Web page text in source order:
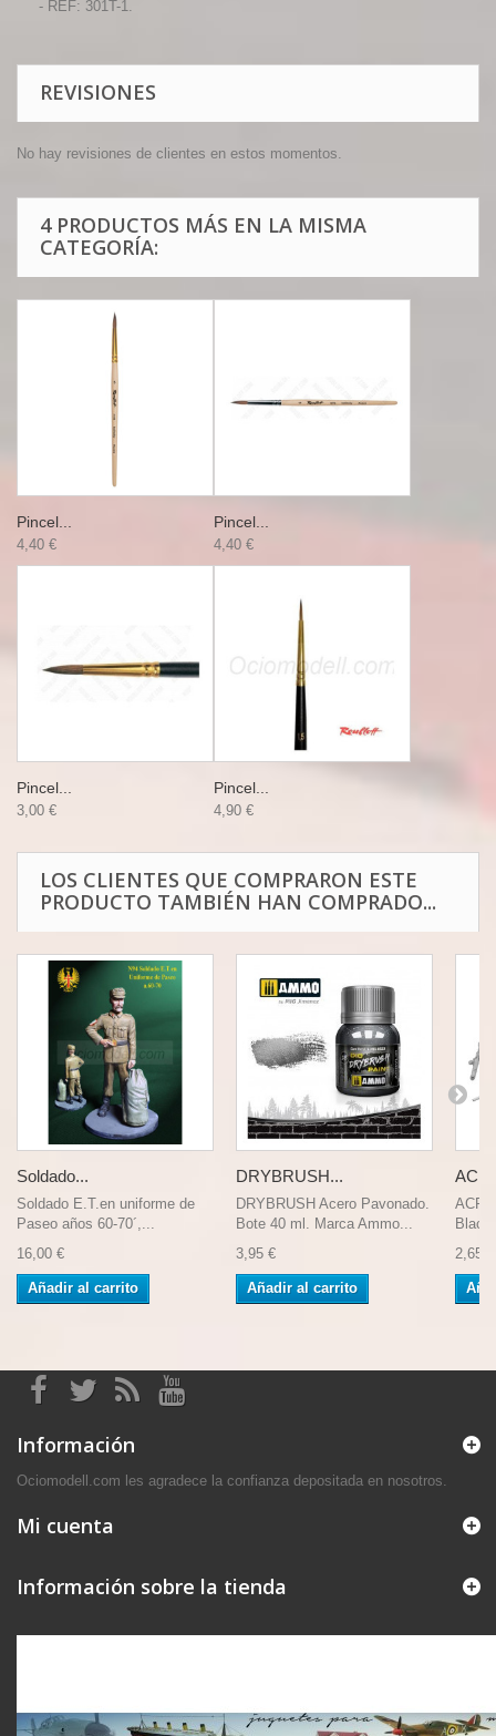
- REF: 301T-1.
REVISIONES
No hay revisiones de clientes en estos momentos.
4 PRODUCTOS MÁS EN LA MISMA
CATEGORÍA:
Pincel...
4,40 €
Pincel...
4,40 €
Pincel...
3,00 €
Pincel...
4,90 €
LOS CLIENTES QUE COMPRARON ESTE
PRODUCTO TAMBIÉN HAN COMPRADO...
Soldado...
Soldado E.T.en uniforme de
Paseo años 60-70´,...
16,00 €
Añadir al carrito
DRYBRUSH...
DRYBRUSH Acero Pavonado.
Bote 40 ml. Marca Ammo...
3,95 €
Añadir al carrito
2,65 €
Información
Ociomodell.com les agradece la confianza depositada en nosotros.
Mi cuenta
Información sobre la tienda